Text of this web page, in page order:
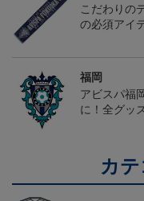
こだわりの
の必須アイ
福岡
アビスパ福
に！全グッ
カ